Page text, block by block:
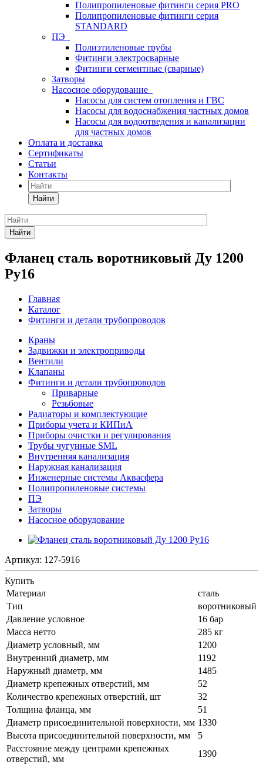
Полипропиленовые фитинги серия PRO
Полипропиленовые фитинги серия
STANDARD
ПЭ
Полиэтиленовые трубы
Фитинги электросварные
Фитинги сегментные (сварные)
Затворы
Насосное оборудование
Насосы для систем отопления и ГВС
Насосы для водоснабжения частных домов
Насосы для водоотведения и канализации
для частных домов
Оплата и доставка
Сертификаты
Статьи
Контакты
Найти
Найти
Фланец сталь воротниковый Ду 1200
Ру16
Главная
Каталог
Фитинги и детали трубопроводов
Краны
Задвижки и электроприводы
Вентили
Клапаны
Фитинги и детали трубопроводов
Приварные
Резьбовые
Радиаторы и комплектующие
Приборы учета и КИПиА
Приборы очистки и регулирования
Трубы чугунные SML
Внутренняя канализация
Наружная канализация
Инженерные системы Аквасфера
Полипропиленовые системы
ПЭ
Затворы
Насосное оборудование
Артикул: 127-5916
Купить
Материал
сталь
Тип
воротниковый
Давление условное
16 бар
Масса нетто
285 кг
Диаметр условный, мм
1200
Внутренний диаметр, мм
1192
Наружный диаметр, мм
1485
Диаметр крепежных отверстий, мм
52
Количество крепежных отверстий, шт
32
Толщина фланца, мм
51
Диаметр присоединительной поверхности, мм 1330
Высота присоединительной поверхности, мм
5
Расстояние между центрами крепежных
отверстий, мм
1390